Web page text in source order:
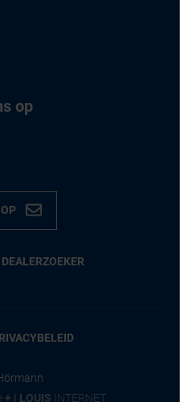
op
+ | LOUIS INTERNET